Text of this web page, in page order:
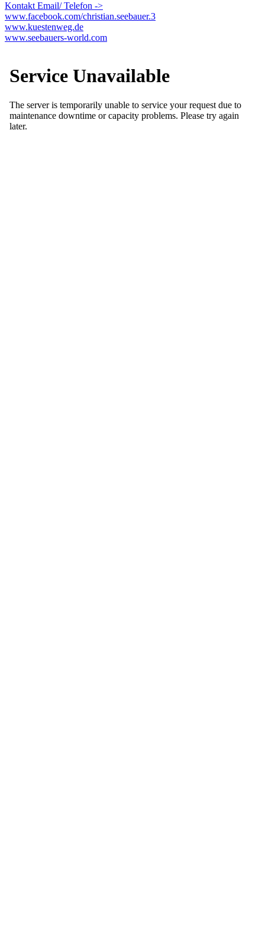
Kontakt Email/ Telefon ->
www.facebook.com/christian.seebauer.3
www.kuestenweg.de
www.seebauers-world.com